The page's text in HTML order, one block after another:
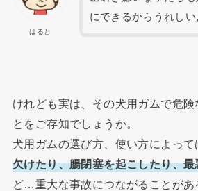
はると
にできるからうれしい
けれども実は、その犬用ガムで危険
とをご存知でしょうか。
犬用ガムの選び方、使い方によって
欠けたり、腸閉塞を起こしたり、
ど…重大な事故につながることがあ